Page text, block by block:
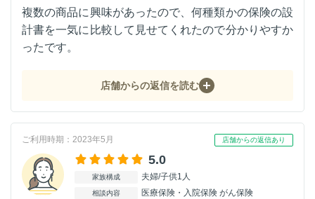
複数の商品に興味があったので、何種類かの保険の設
計書を一気に比較して見せてくれたので分かりやすか
ったです。
店舗からの返信を読む
ご利用時期：2023年5月 店舗からの返信あり
5.0
家族構成 夫婦/子供1人
相談内容 医療保険・入院保険 がん保険